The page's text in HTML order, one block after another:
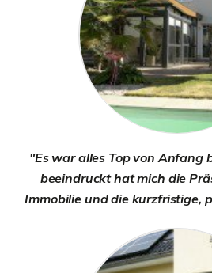
"Es war alles Top von Anfang
beeindruckt hat mich die
Immobilie und die kurzfristige,